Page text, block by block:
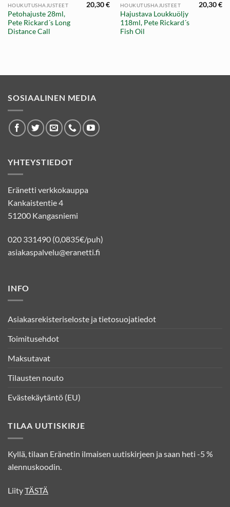
HOUKUTUSHAJUSTEET
Petohajuste 28ml,
Pete Rickard´s Long
Distance Call
20,30€ HOUKUTUSHAJUSTEET
Hajustava Loukkuöljy
118ml, Pete Rickard´s
Fish Oil
20,30€
SOSIAALINEN MEDIA
YHTEYSTIEDOT
Eränetti verkkokauppa
Kankaistentie 4
51200 Kangasniemi
020 331490 (0,0835€/puh)
asiakaspalvelu@eranetti.fi
INFO
Asiakasrekisteriseloste ja tietosuojatiedot
Toimitusehdot
Maksutavat
Tilausten nouto
Evästekäytäntö (EU)
TILAA UUTISKIRJE
Kyllä, tilaan Eränetin ilmaisen uutiskirjeen ja saan heti -5 %
alennuskoodin.
LiityTÄSTÄ